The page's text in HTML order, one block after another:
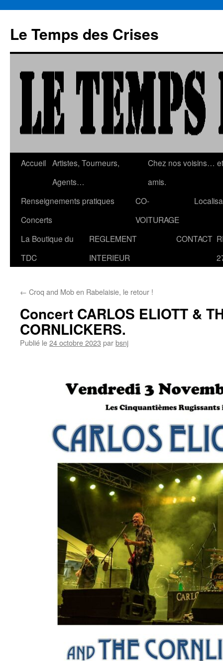
contenu
Le Temps des Crises
Accueil Artistes, Tourneurs,
Agents…
Chez nos voisins… et
amis.
Renseignements pratiques
Concerts
CO-
VOITURAGE
La Boutique du
TDC
REGLEMENT
INTERIEUR
CONTACT
← Croq and Mob en Rabelaisie, le retour !
Concert CARLOS ELIOTT &
CORNLICKERS.
Publié le24 octobre 2023 parbsnj